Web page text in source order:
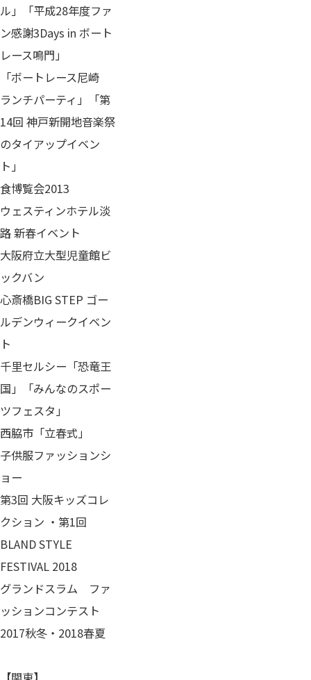
ル」「平成28年度ファ
ン感謝3Days in ボート
レース鳴門」
「ボートレース尼崎
ランチパーティ」「第
14回 神戸新開地音楽祭
のタイアップイベン
ト」
食博覧会2013
ウェスティンホテル淡
路 新春イベント
大阪府立大型児童館ビ
ックバン
心斎橋BIG STEP ゴー
ルデンウィークイベン
ト
千里セルシー「恐竜王
国」「みんなのスポー
ツフェスタ」
西脇市「立春式」
子供服ファッションシ
ョー
第3回 大阪キッズコレ
クション ・第1回
BLAND STYLE
FESTIVAL 2018
グランドスラム ファ
ッションコンテスト
2017秋冬・2018春夏